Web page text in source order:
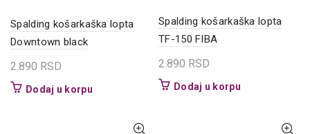
Spalding košarkaška lopta
Downtown black
2.890 RSD
Dodaj u korpu
Spalding košarkaška lopta
TF-150 FIBA
2.890 RSD
Dodaj u korpu